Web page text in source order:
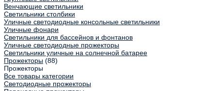
Венчающие светильники
Светильники столбики
Уличные светодиодные консольные светильники
Уличные фонари
Светильники для бассейнов и фонтанов
Уличные светодиодные прожекторы
Светильники уличные на солнечной батарее
Прожекторы (88)
Прожекторы
Все товары категории
Светодиодные прожекторы